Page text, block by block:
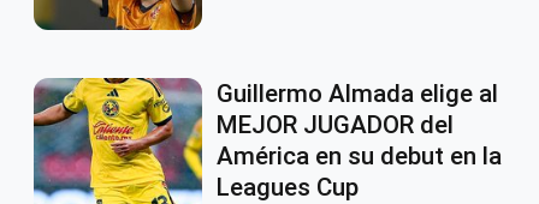
Guillermo Almada elige al
MEJOR JUGADOR del
América en su debut en la
Leagues Cup